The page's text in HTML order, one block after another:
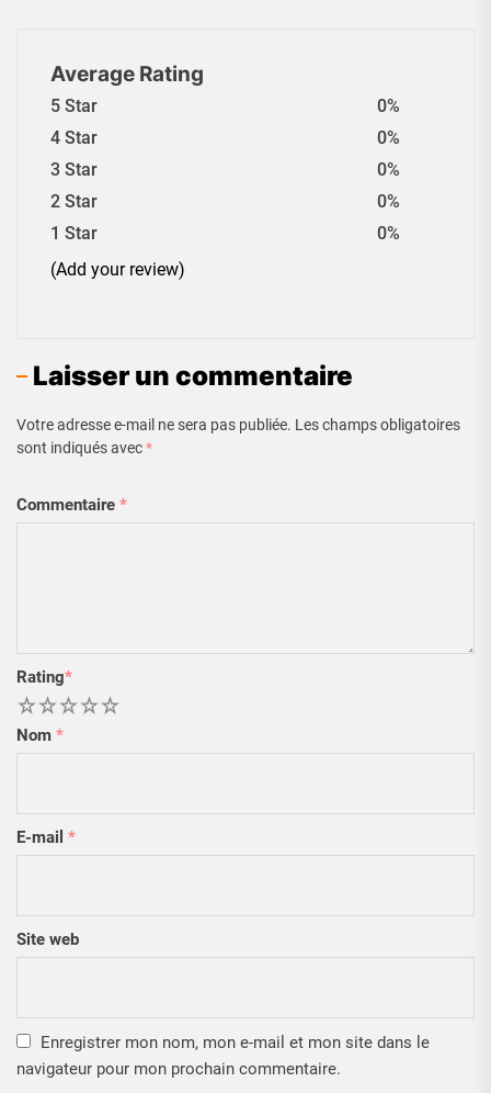
Average Rating
5 Star
0%
4 Star
0%
3 Star
0%
2 Star
0%
1 Star
0%
(Add your review)
Laisser un commentaire
Votre adresse e-mail ne sera pas publiée. Les champs obligatoires
sont indiqués avec*
Commentaire *
Rating*
5
4
3
2
Nom *
E-mail *
Site web
Enregistrer mon nom, mon e-mail et mon site dans le
navigateur pour mon prochain commentaire.